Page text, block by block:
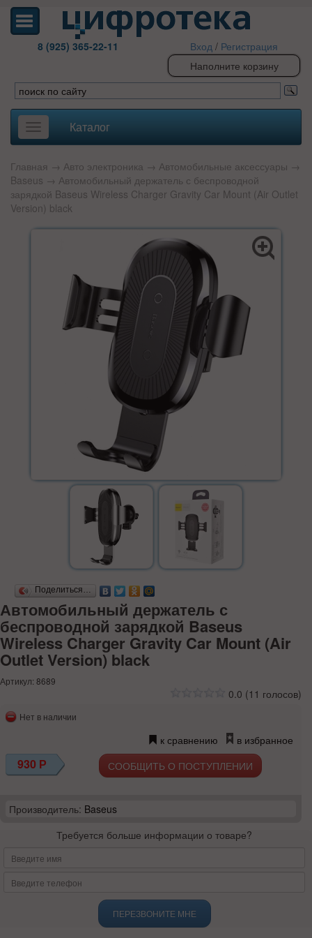
8 (925) 365-22-11 Вход / Регистрация
Наполните корзину
Toggle
navigation
Каталог
Главная → Авто электроника → Автомобильные аксессуары →
Baseus → Автомобильный держатель с беспроводной
зарядкой Baseus Wireless Charger Gravity Car Mount (Air Outlet
Version) black
Поделиться…
Автомобильный держатель с
беспроводной зарядкой Baseus
Wireless Charger Gravity Car Mount (Air
Outlet Version) black
Артикул: 8689
0.0 (11 голосов)
Нет в наличии
к сравнению в избранное
930 Р СООБЩИТЬ О ПОСТУПЛЕНИИ
Производитель: Baseus
Требуется больше информации о товаре?
ПЕРЕЗВОНИТЕ МНЕ